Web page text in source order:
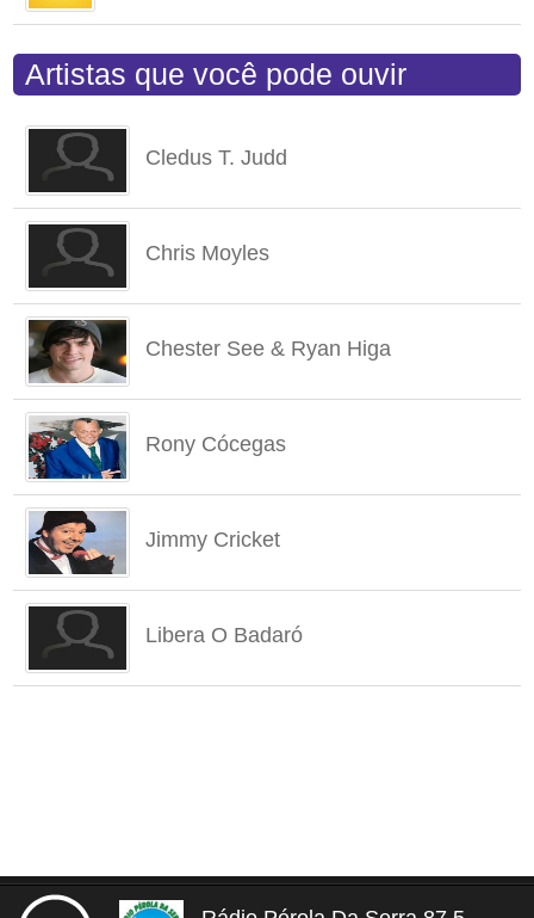
Artistas que você pode ouvir
Cledus T. Judd
Chris Moyles
Chester See & Ryan Higa
Rony Cócegas
Jimmy Cricket
Libera O Badaró